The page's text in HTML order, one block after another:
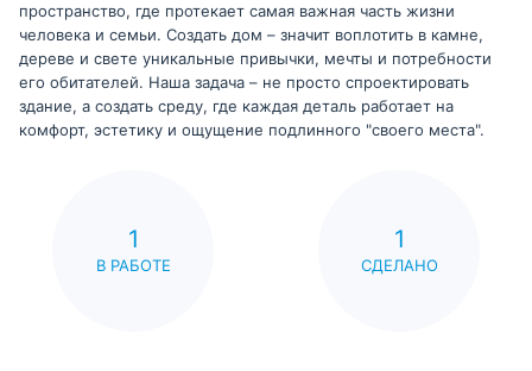
пространство, где протекает самая важная часть жизни
человека и семьи. Создать дом – значит воплотить в камне,
дереве и свете уникальные привычки, мечты и потребности
его обитателей. Наша задача – не просто спроектировать
здание, а создать среду, где каждая деталь работает на
комфорт, эстетику и ощущение подлинного "своего места".
1
В РАБОТЕ
1
СДЕЛАНО